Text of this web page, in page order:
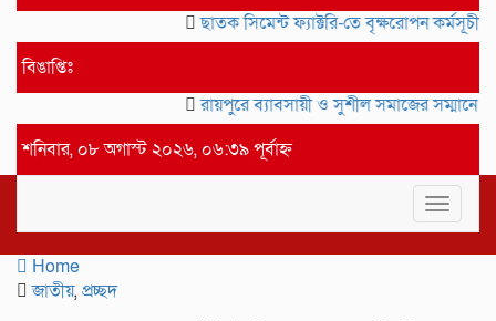
ছাতক সিমেন্ট ফ্যাক্টরি-তে বৃক্ষরোপন কর্মসূচীর
বিঙাপ্তিঃ
রায়পুরে ব্যাবসায়ী ও সুশীল সমাজের সম্মানে
শনিবার, ০৮ অগাস্ট ২০২৬, ০৬:৩৯ পূর্বাহ্ন
Toggle
Home
জাতীয়,প্রচ্ছদ